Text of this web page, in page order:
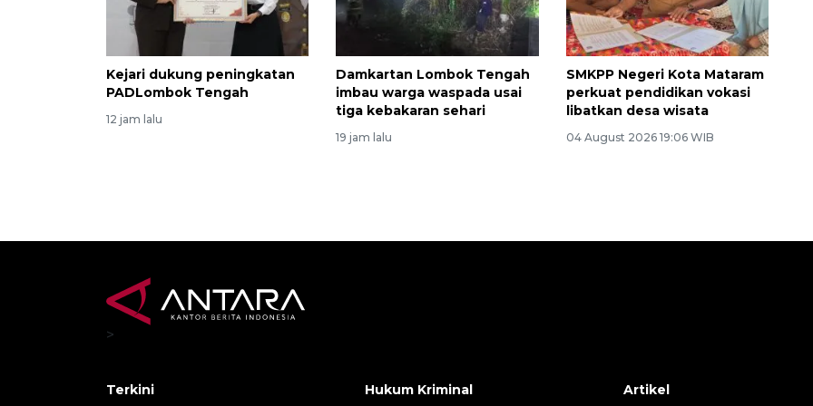
Kejari dukung peningkatan
PADLombok Tengah
12 jam lalu
Damkartan Lombok Tengah
imbau warga waspada usai
tiga kebakaran sehari
19 jam lalu
SMKPP Negeri Kota Mataram
perkuat pendidikan vokasi
libatkan desa wisata
04 August 2026 19:06 WIB
Waspadai penyakit saat
musim kemarau
>
Terkini Hukum Kriminal Artikel